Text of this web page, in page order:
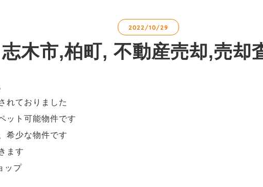
2022/10/29
志木市,柏町, 不動産売却,売却
れておりました
ット可能物件です
希少な物件です
ます
ップ